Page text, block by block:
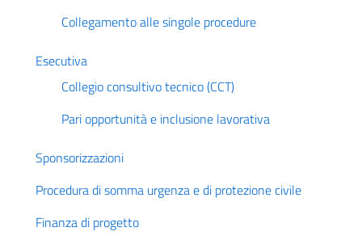
Collegamento alle singole procedure
Esecutiva
Collegio consultivo tecnico (CCT)
Pari opportunità e inclusione lavorativa
Sponsorizzazioni
Procedura di somma urgenza e di protezione civile
Finanza di progetto